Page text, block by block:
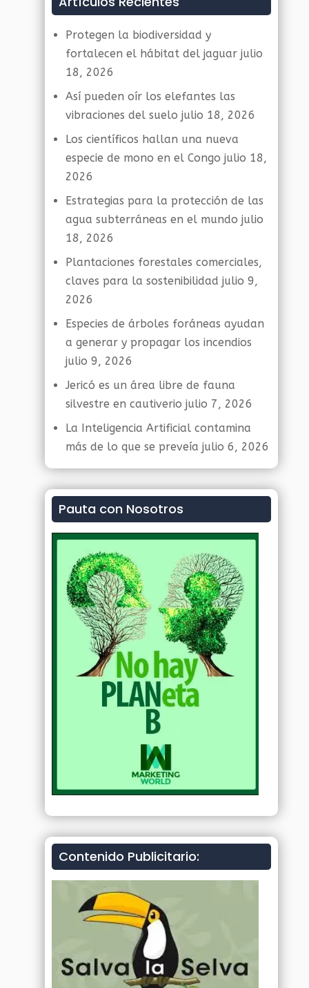
Protegen la biodiversidad y
fortalecen el hábitat del jaguar julio
18, 2026
Así pueden oír los elefantes las
vibraciones del suelo julio 18, 2026
Los científicos hallan una nueva
especie de mono en el Congo julio 18,
2026
Estrategias para la protección de las
agua subterráneas en el mundo julio
18, 2026
Plantaciones forestales comerciales,
claves para la sostenibilidad julio 9,
2026
Especies de árboles foráneas ayudan
a generar y propagar los incendios
julio 9, 2026
Jericó es un área libre de fauna
silvestre en cautiverio julio 7, 2026
La Inteligencia Artificial contamina
más de lo que se preveía julio 6, 2026
Pauta con Nosotros
Contenido Publicitario: